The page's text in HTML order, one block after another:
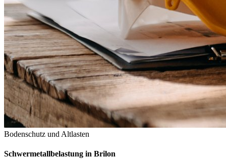
Bodenschutz und Altlasten
Schwermetallbelastung in Brilon